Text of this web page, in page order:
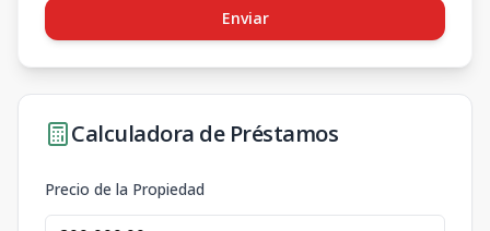
Enviar
Calculadora de Préstamos
Precio de la Propiedad